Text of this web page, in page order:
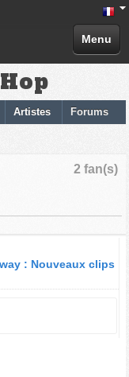
Menu
Artistes Forums
2 fan(s)
: Nouveaux clips